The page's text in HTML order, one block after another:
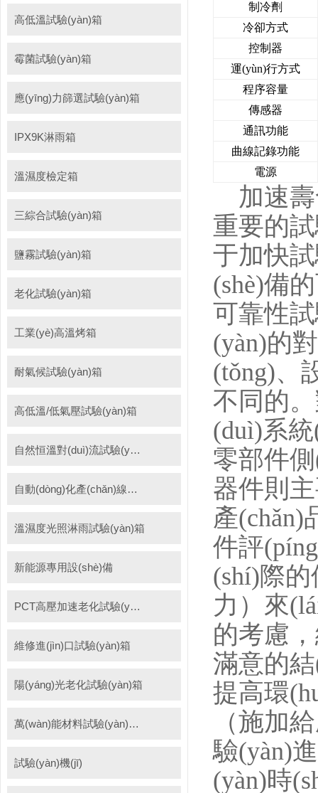
高低溫試驗(yàn)箱
霉菌試驗(yàn)箱
應(yīng)力篩選試驗(yàn)箱
IPX9K淋雨箱
溫濕度檢定箱
三綜合試驗(yàn)箱
鹽霧試驗(yàn)箱
老化試驗(yàn)箱
工業(yè)高溫烤箱
耐氣候試驗(yàn)箱
高低溫/低氣壓試驗(yàn)箱
自然恒溫對(duì)流試驗(yàn)箱
自動(dòng)化產(chǎn)線高低溫試驗(yàn)箱
溫濕度光照淋雨試驗(yàn)箱
新能源專用設(shè)備
PCT高壓加速老化試驗(yàn)機(jī)
維修進(jìn)口試驗(yàn)箱
陽(yáng)光老化試驗(yàn)箱
萬(wàn)能材料試驗(yàn)機(jī)
試驗(yàn)機(jī)
制冷劑
冷卻方式
控制器
運(yùn)行方式
程序容量
傳感器
通訊功能
曲線記錄功能
電源
加速壽
重要的
于加快
(shè)備
可靠性
(yàn)的
(tǒng)
不同的
(duì)系統
零部件
器件則
產(chǎn)
件評
(shí)際
力）來
的考慮
滿意的結
提高環
（施加
驗(yàn)
(yàn)時